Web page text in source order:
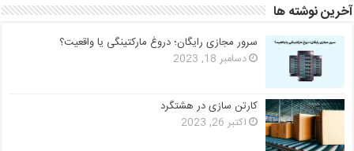
آخرین نوشته ها
سرور مجازی رایگان؛ دروغ مارکتینگی یا واقعیت؟
دسامبر 18, 2023
کارتن سازی در هشتگرد
اکتبر 26, 2023